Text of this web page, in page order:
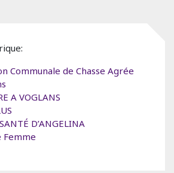
Communale de Chasse Agrée
A VOGLANS
D’ANGELINA
Femme